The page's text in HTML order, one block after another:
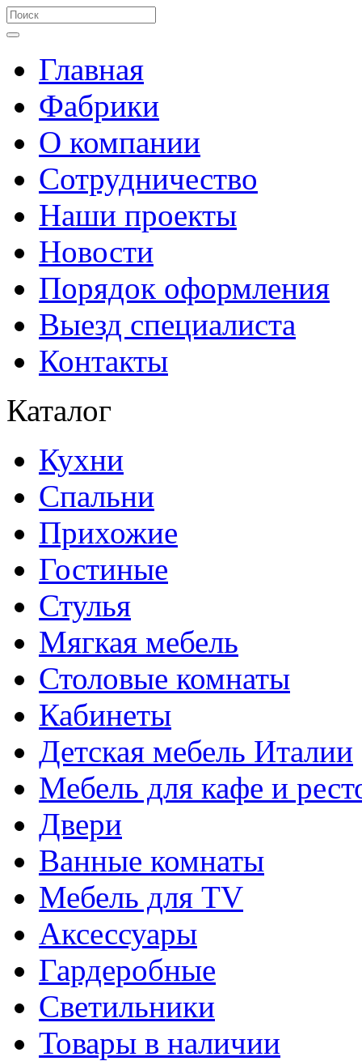
Главная
Фабрики
О компании
Сотрудничество
Наши проекты
Новости
Порядок оформления
Выезд специалиста
Контакты
Каталог
Кухни
Спальни
Прихожие
Гостиные
Стулья
Мягкая мебель
Столовые комнаты
Кабинеты
Детская мебель Италии
Мебель для кафе и
Двери
Ванные комнаты
Мебель для TV
Аксессуары
Гардеробные
Светильники
Товары в наличии